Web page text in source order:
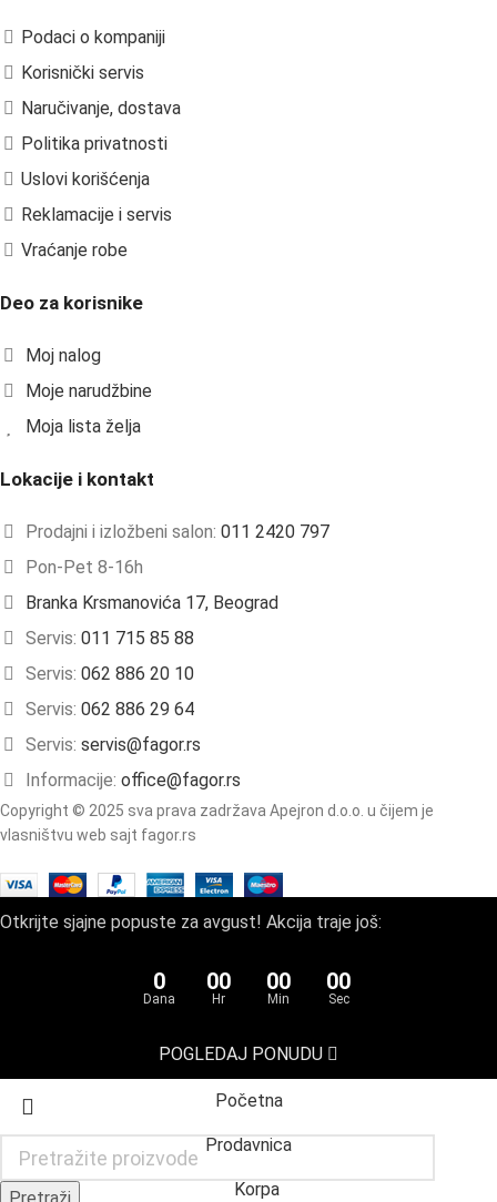
Podaci o kompaniji
Korisnički servis
Naručivanje, dostava
Politika privatnosti
Uslovi korišćenja
Reklamacije i servis
Vraćanje robe
Deo za korisnike
Moj nalog
Moje narudžbine
Moja lista želja
Lokacije i kontakt
Prodajni i izložbeni salon: 011 2420 797
Pon-Pet 8-16h
Branka Krsmanovića 17, Beograd
Servis: 011 715 85 88
Servis: 062 886 20 10
Servis: 062 886 29 64
Servis: servis@fagor.rs
Informacije: office@fagor.rs
Copyright © 2025 sva prava zadržava Apejron d.o.o. u čijem je
vlasništvu web sajt fagor.rs
Otkrijte sjajne popuste za avgust! Akcija traje još:
0
Dana
00
Hr
00
Min
00
Sec
POGLEDAJ PONUDU
Početna
Prodavnica
Korpa